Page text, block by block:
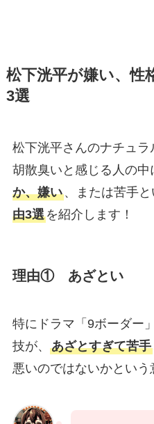
松下洸平が嫌い、性
3選
松下洸平さんのナチュラ
胡散臭いと感じる人の中
か、嫌い、または苦手
由3選を紹介します！
理由① あざとい
特にドラマ「9ボーダー
技が、 あざとすぎて苦手
悪いのではないかという